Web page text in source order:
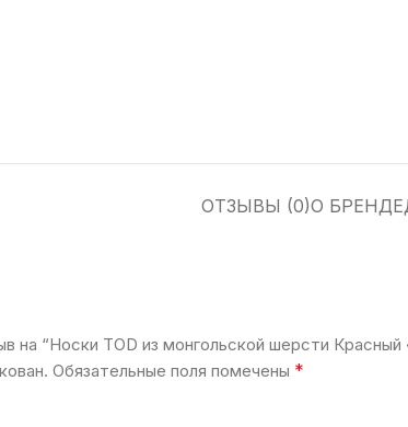
ОТЗЫВЫ (0)О БРЕНДЕ
на “Носки TOD из монгольской шерсти Красный
Обязательные поля помечены *